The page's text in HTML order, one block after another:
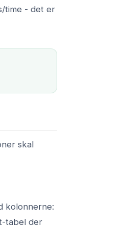
time - det er
skal
kolonnerne:
tabel der